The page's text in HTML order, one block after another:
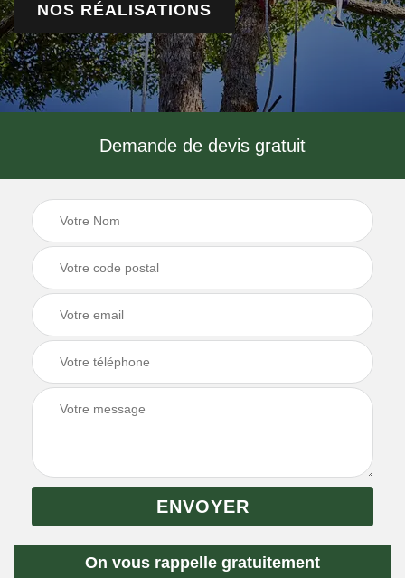
NOS RÉALISATIONS
Demande de devis gratuit
On vous rappelle gratuitement